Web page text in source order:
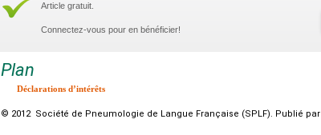
Article gratuit.
Connectez-vous pour en bénéficier!
Plan
Déclarations d’intérêts
© 2012 Société de Pneumologie de Langue Française (SPLF). Publié par